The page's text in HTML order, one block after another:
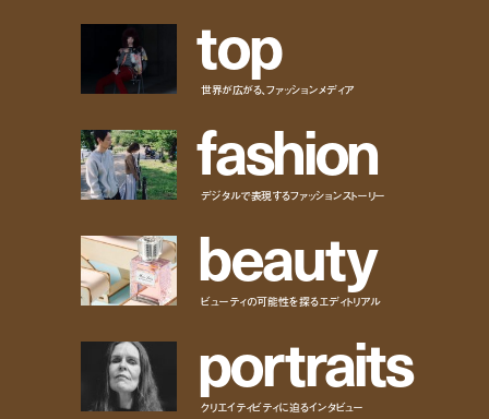
top
世界が広がる、ファッションメディア
fashion
デジタルで表現するファッションストーリー
beauty
ビューティの可能性を探るエディトリアル
portraits
クリエイティビティに迫るインタビュー